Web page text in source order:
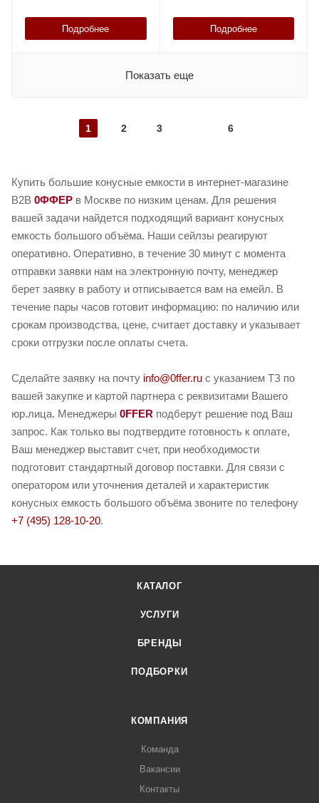
Подробнее Подробнее
Показать еще
1 2 3 6
Купить большие конусные емкости в интернет-магазине
B2B 0ФФЕР в Москве по низким ценам. Для решения
вашей задачи найдется подходящий вариант конусных
емкость большого объёма. Наши сейлзы реагируют
оперативно. Оперативно, в течение 30 минут с момента
отправки заявки нам на электронную почту, менеджер
берет заявку в работу и отписывается вам на емейл. В
течение пары часов готовит информацию: по наличию или
срокам производства, цене, считает доставку и указывает
сроки отгрузки после оплаты счета.
Сделайте заявку на почту info@0ffer.ru с указанием ТЗ по
вашей закупке и картой партнера с реквизитами Вашего
юр.лица. Менеджеры 0FFER подберут решение под Ваш
запрос. Как только вы подтвердите готовность к оплате,
Ваш менеджер выставит счет, при необходимости
подготовит стандартный договор поставки. Для связи с
оператором или уточнения деталей и характеристик
конусных емкость большого объёма звоните по телефону
+7 (495) 128-10-20.
КАТАЛОГ
УСЛУГИ
БРЕНДЫ
ПОДБОРКИ
КОМПАНИЯ
Команда
Вакансии
Контакты